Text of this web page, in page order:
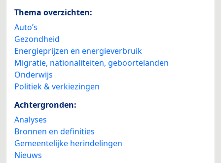
Thema overzichten:
Auto’s
Gezondheid
Energieprijzen en energieverbruik
Migratie, nationaliteiten, geboortelanden
Onderwijs
Politiek & verkiezingen
Achtergronden:
Analyses
Bronnen en definities
Gemeentelijke herindelingen
Nieuws